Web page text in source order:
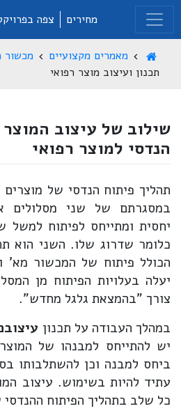
מחירים צפה
מאמרים מקצועיים
מכשור
תכנון ועיצוב מוצר רפואי
שילוב של עיצוב
הנדסי למוצר רפואי
תהליך פיתוח הנדסי של
במסגרתם של שני מסלולים
יחסית ומתייחס לפיתוח למשל
כלומר שדרוג שלו. השני הוא
הכולל פיתוח של המכשור מא'
יעלה בעלויות הפיתוח מן
צורך "בהמצאת גלגל מחדש".
במהלך העבודה על תכנון
יש להתייחס למבנהו של
ביחס למבנה וכן להשתלבותו
עתיד להיות בשימוש. עיצוב
כל שלב בתהליך הפיתוח ההנדסי